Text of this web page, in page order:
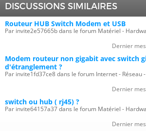
DISCUSSIONS SIMILAIRES
Routeur HUB Switch Modem et USB
Par invite2e57665b dans le forum Matériel -
Dernier
Modem routeur non gigabit avec switch
d'étranglement ?
Par invite1fd37ce8 dans le forum Internet - Réseau
Dernier
switch ou hub ( rj45) ?
Par invite64157a37 dans le forum Matériel -
Dernier